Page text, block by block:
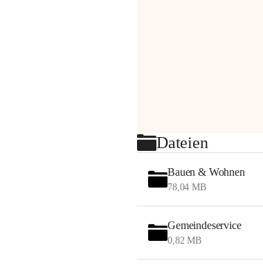
Dateien
Bauen & Wohnen
78,04 MB
Gemeindeservice
0,82 MB